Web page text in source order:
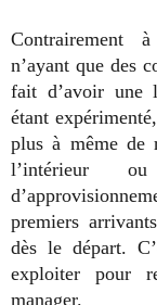
Contrairement
n’ayant que des
fait d’avoir une
étant
plus à même de
l’intérieur
premiers
dès le départ.
exploiter pour
manager.